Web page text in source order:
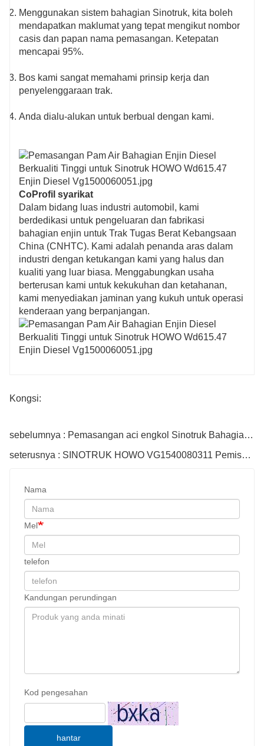
Menggunakan sistem bahagian Sinotruk, kita boleh
mendapatkan maklumat yang tepat mengikut nombor
casis dan papan nama pemasangan. Ketepatan
mencapai 95%.
Bos kami sangat memahami prinsip kerja dan
penyelenggaraan trak.
Anda dialu-alukan untuk berbual dengan kami.
CoProfil syarikat
Dalam bidang luas industri automobil, kami
berdedikasi untuk pengeluaran dan fabrikasi
bahagian enjin untuk Trak Tugas Berat Kebangsaan
China (CNHTC). Kami adalah penanda aras dalam
industri dengan ketukangan kami yang halus dan
kualiti yang luar biasa. Menggabungkan usaha
berterusan kami untuk kekukuhan dan ketahanan,
kami menyediakan jaminan yang kukuh untuk operasi
kenderaan yang berpanjangan.
Kongsi:
sebelumnya : Pemasangan aci engkol Sinotruk Bahagian No Az1246020014
seterusnya : SINOTRUK HOWO VG1540080311 Pemisah Air
Nama
Mel
telefon
Kandungan perundingan
Kod pengesahan
hantar